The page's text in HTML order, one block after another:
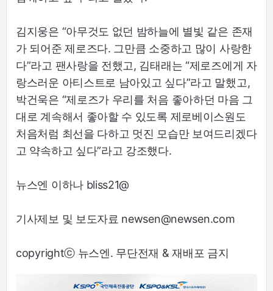
김지웅은 “아무것도 없던 밤하늘에 별빛 같은 존재
가 되어준 제로즈다. 그만큼 소중하고 많이 사랑한
다”라고 팬사랑을 전했고, 김태래는 “제로즈에게 자
랑스러운 아티스트로 남아있고 싶다”라고 말했고,
박건욱은 “제로즈가 우리를 처음 좋아하던 마음 그
대로 계속해서 좋아할 수 있도록 제로베이스원도
처음처럼 최선을 다하고 멋진 모습만 보여드리겠다
고 약속하고 싶다”라고 강조했다.
뉴스엔 이하나 bliss21@
기사제보 및 보도자료 newsen@newsen.com
copyrightⓒ 뉴스엔. 무단전재 & 재배포 금지